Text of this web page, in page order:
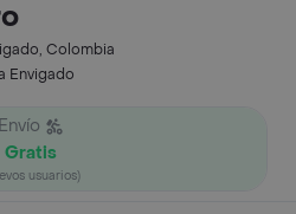
Colombia
Envigado
Envío
Gratis
usuarios)